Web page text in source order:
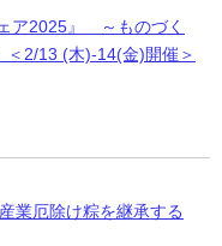
ア2025』 ～ものづく
＜2/13 (木)-14(金)開催＞
業厄除け粽を継承する